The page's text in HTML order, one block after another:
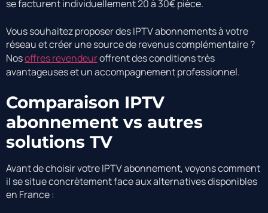
se facturent individuellement 20 à 30€ pièce.
Vous souhaitez proposer des IPTV abonnements à votre
réseau et créer une source de revenus complémentaire ?
Nosoffres revendeuroffrent des conditions très
avantageuses et un accompagnement professionnel.
Comparaison IPTV
abonnement vs autres
solutions TV
Avant de choisir votre IPTV abonnement, voyons comment
il se situe concrètement face aux alternatives disponibles
en France :